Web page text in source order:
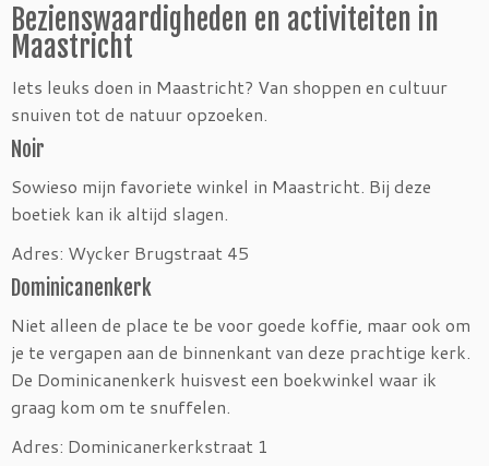
Bezienswaardigheden en activiteiten in
Maastricht
Iets leuks doen in Maastricht? Van shoppen en cultuur
snuiven tot de natuur opzoeken.
Noir
Sowieso mijn favoriete winkel in Maastricht. Bij deze
boetiek kan ik altijd slagen.
Adres: Wycker Brugstraat 45
Dominicanenkerk
Niet alleen de place te be voor goede koffie, maar ook om
je te vergapen aan de binnenkant van deze prachtige kerk.
De Dominicanenkerk huisvest een boekwinkel waar ik
graag kom om te snuffelen.
Adres: Dominicanerkerkstraat 1